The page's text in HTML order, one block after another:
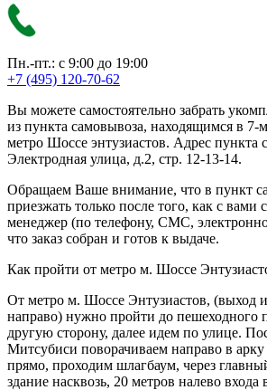
Пн.-пт.: с 9:00 до 19:00
+7 (495) 120-70-62
Вы можете самостоятельно забрать
из пункта самовывоза, находящимся в 7-
метро Шоссе энтузиастов. Адрес пункта
Электродная улица, д.2, стр. 12-13-14.
Обращаем Ваше внимание, что в пункт
приезжать только после того, как с вами
менеджер (по телефону, СМС,
что заказ собран и готов к выдаче.
Как пройти от метро м. Шоссе
От метро м. Шоссе Энтузиастов, (выход
направо) нужно пройти до пешеходного
другую сторону, далее идем по улице.
Митсубиси поворачиваем направо в
прямо, проходим шлагбаум, через
здание насквозь, 20 метров налево входа